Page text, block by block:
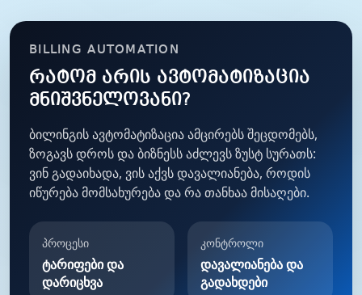
BILLING AUTOMATION
რატომ არის ავტომატიზაცია
მნიშვნელოვანი?
ბილინგის ავტომატიზაცია ამცირებს შეცდომებს,
ზოგავს დროს და ბიზნესს აძლევს ზუსტ სურათს:
ვინ გადაიხადა, ვის აქვს დავალიანება, როდის
იწურება მომსახურება და რა თანხაა მისაღები.
პროცესი
ტარიფები და
დარიცხვა
კონტროლი
დავალიანება და
გადახდები